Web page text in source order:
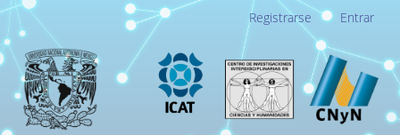
Navegación
principal
Contenido
principal
Barra
lateral
Registrarse Entrar